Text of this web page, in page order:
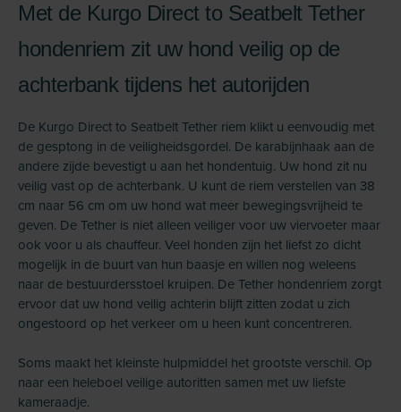
Met de Kurgo Direct to Seatbelt Tether
hondenriem zit uw hond veilig op de
achterbank tijdens het autorijden
De Kurgo Direct to Seatbelt Tether riem klikt u eenvoudig met
de gesptong in de veiligheidsgordel. De karabijnhaak aan de
andere zijde bevestigt u aan het hondentuig. Uw hond zit nu
veilig vast op de achterbank. U kunt de riem verstellen van 38
cm naar 56 cm om uw hond wat meer bewegingsvrijheid te
geven. De Tether is niet alleen veiliger voor uw viervoeter maar
ook voor u als chauffeur. Veel honden zijn het liefst zo dicht
mogelijk in de buurt van hun baasje en willen nog weleens
naar de bestuurdersstoel kruipen. De Tether hondenriem zorgt
ervoor dat uw hond veilig achterin blijft zitten zodat u zich
ongestoord op het verkeer om u heen kunt concentreren.
Soms maakt het kleinste hulpmiddel het grootste verschil. Op
naar een heleboel veilige autoritten samen met uw liefste
kameraadje.